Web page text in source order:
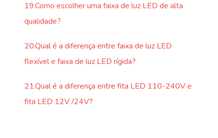
19.Como escolher uma faixa de luz LED de alta
qualidade?
20.Qual é a diferença entre faixa de luz LED
flexível e faixa de luz LED rígida?
21.Qual é a diferença entre fita LED 110-240V e
fita LED 12V /24V?